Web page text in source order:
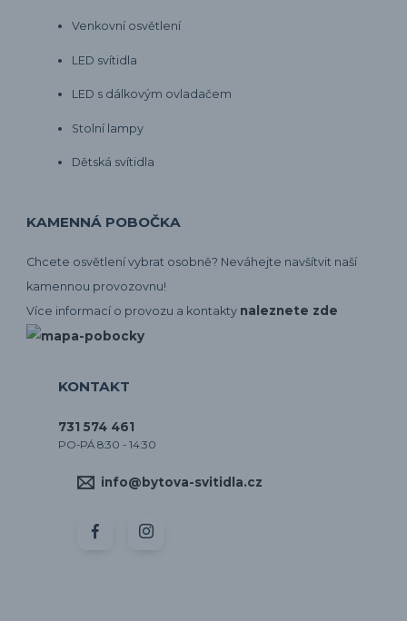
Venkovní osvětlení
LED svítidla
LED s dálkovým ovladačem
Stolní lampy
Dětská svítidla
KAMENNÁ POBOČKA
Chcete osvětlení vybrat osobně? Neváhejte navšítvit naší
kamennou provozovnu!
Více informací o provozu a kontakty naleznete zde
KONTAKT
731 574 461
PO-PÁ 8:30 - 14:30
info@bytova-svitidla.cz